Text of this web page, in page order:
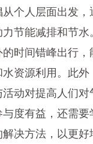
个人层面出发，
节能减排和节水
时间错峰出行，
资源利用。此外
动对提高人们对
度有益，还需要
决方法，以更好